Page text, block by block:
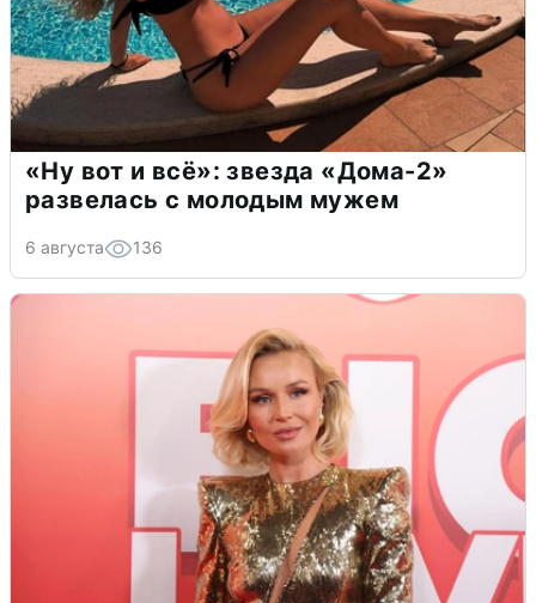
«Ну вот и всё»: звезда «Дома-2»
развелась с молодым мужем
6 августа 136